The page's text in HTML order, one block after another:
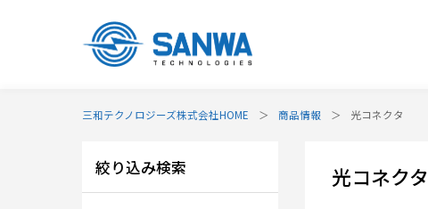
三和テクノロジーズ株式会社HOME 商品情報 光コネクタ
絞り込み検索 光コネクタ